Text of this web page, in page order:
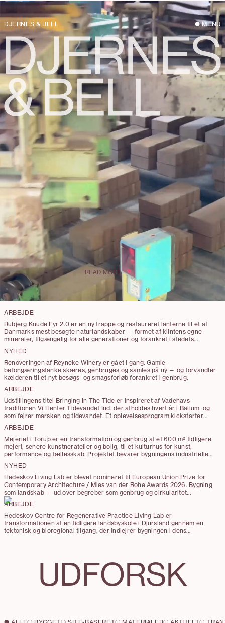
DJERNES & BELL MENU
Djernes & Bell er en arkitektvirksomhed
med base i København med en særlig
interesse for det, der allerede findes – det
byggede, det materielle, det
menneskelige og det naturlige. Grundlagt
i 2020 af arkitekterne Justine Bell og
Jonas Djernes bygger virksomheden på
partnernes mere end 15 års erfaring med
transformations- og
restaureringsprojekter i Danmark og
Storbritannien.READ MORE
ARBEJDE
Rubjerg Knude Fyr 2.0 er en ny trappe og restaureret lanterne til et af
Danmarks mest besøgte naturlandskaber — formet af klintens egne
mineraler, tilgængelig for alle generationer og forankret i stedets
geologiske og menneskelige tidslag.
NYHED
Renoveringen af Reyneke Winery er gået i gang. Gamle
betongæringstanke skæres, genbruges og samles på ny — og forvandler
kælderen til et nyt besøgs- og smagsforløb forankret i genbrug.
ARBEJDE
Udstillingens titel Bringing In The Tide er inspireret af Vadehavs
traditionen Vi Henter Tidevandet Ind, der afholdes hvert år i Ballum, og
som fejrer marsken og tidevandet. Et oplevelsesprogram kickstarter
Wadden Tide-sæsonen den 4. maj og tilbyder oplevelser, som publikum
kan deltage i hen over hele sommeren. Den 22. august kulminerer
udstillingen så med installationer, skulpturer og performances på
Blåvand Strand.
ARBEJDE
Mejeriet i Torup er en transformation og genbrug af et 600 m² tidligere
mejeri, senere kunstneratelier og bolig, til et kulturhus for kunst,
performance og fællesskab. Projektet bevarer bygningens industrielle
og kunstneriske karakter, mens minimale og præcise indgreb giver nye
funktioner og forbindelser.
NYHED
Hedeskov Living Lab er blevet nomineret til European Union Prize for
Contemporary Architecture / Mies van der Rohe Awards 2026. Bygning
som landskab — ud over begreber som genbrug og cirkularitet
undersøger projektet en reparativ tilgang til arkitektur gennem
princippet ”making good”
ARBEJDE
Hedeskov Centre for Regenerative Practice Living Lab er
transformationen af en tidligere landsbyskole i Djursland gennem en
tektonisk og bioregional tilgang, der indlejrer bygningen i dens
nedrivning og nybyggeri.UDFORSK